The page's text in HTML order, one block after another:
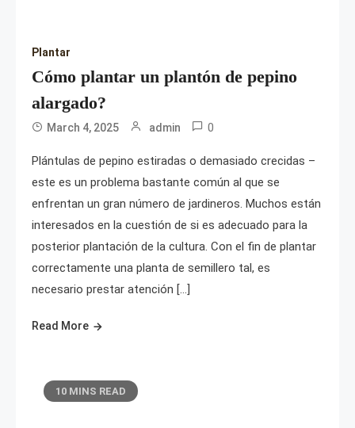
Plantar
Cómo plantar un plantón de pepino
alargado?
March 4, 2025 admin 0
Plántulas de pepino estiradas o demasiado crecidas –
este es un problema bastante común al que se
enfrentan un gran número de jardineros. Muchos están
interesados en la cuestión de si es adecuado para la
posterior plantación de la cultura. Con el fin de plantar
correctamente una planta de semillero tal, es
necesario prestar atención […]
Read More
10 MINS READ